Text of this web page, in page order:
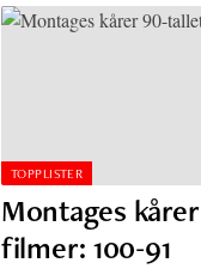
TOPPLISTER
Montages
filmer: 100-91